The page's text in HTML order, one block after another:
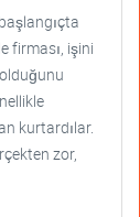
firması, işini
kurtardılar.
zor,